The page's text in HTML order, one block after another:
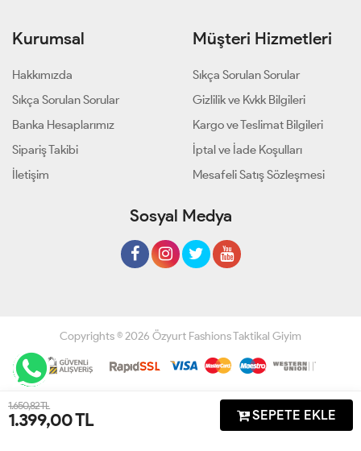
1.650,82 TL
1.399,00TL SEPETE EKLE
Kurumsal
Hakkımızda
Sıkça Sorulan Sorular
Banka Hesaplarımız
Sipariş Takibi
İletişim
Müşteri Hizmetleri
Sıkça Sorulan Sorular
Gizlilik ve Kvkk Bilgileri
Kargo ve Teslimat Bilgileri
İptal ve İade Koşulları
Mesafeli Satış Sözleşmesi
Sosyal Medya
Copyrights © 2026 Özyurt Fashions Taktikal Giyim
Geliştir - powered by innovation
Anasayfa Üye Girişi Sipariş Takibi İletişim